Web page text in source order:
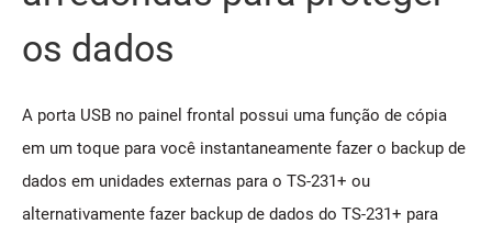
os dados
A porta USB no painel frontal possui uma função de cópia
em um toque para você instantaneamente fazer o backup de
dados em unidades externas para o TS-231+ ou
alternativamente fazer backup de dados do TS-231+ para